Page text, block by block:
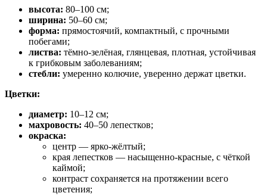
высота: 80–100 см;
ширина: 50–60 см;
форма: прямостоячий, компактный, с прочными
побегами;
листва: тёмно‑зелёная, глянцевая, плотная, устойчивая
к грибковым заболеваниям;
стебли: умеренно колючие, уверенно держат цветки.
Цветки:
диаметр: 10–12 см;
махровость: 40–50 лепестков;
окраска:
центр — ярко‑жёлтый;
края лепестков — насыщенно‑красные, с чёткой
каймой;
контраст сохраняется на протяжении всего
цветения;